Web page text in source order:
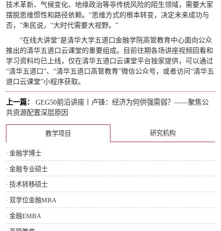
技术革新、气候变化、地缘政治等非传统风险的陌生领域，需要大家
摆脱思维惯性和路径依赖。“思维方式的根本转变，决定未来成功与
否，”朱民说，“大时代需要大视野。”
“在线大讲堂”是清华大学五道口金融学院高管教育中心面向公众
推出的清华五道口云课堂的重要组成。目前往期各场讲座视频回看和
学习资料均已上线，仅在清华五道口云课堂平台独家提供，可以通过
“清华五道口”、“清华五道口高管教育”微信公众号，或者访问“清华五
道口云课堂”小程序获取。
上一篇：
GEG50前沿讲座丨卢锋：经济为何供强需弱？——聚焦公
共资源配置深层原因
教学项目 研究机构
· 金融学博士
· 金融专业硕士
· 技术转移硕士
· 双学位金融MBA
· 金融EMBA